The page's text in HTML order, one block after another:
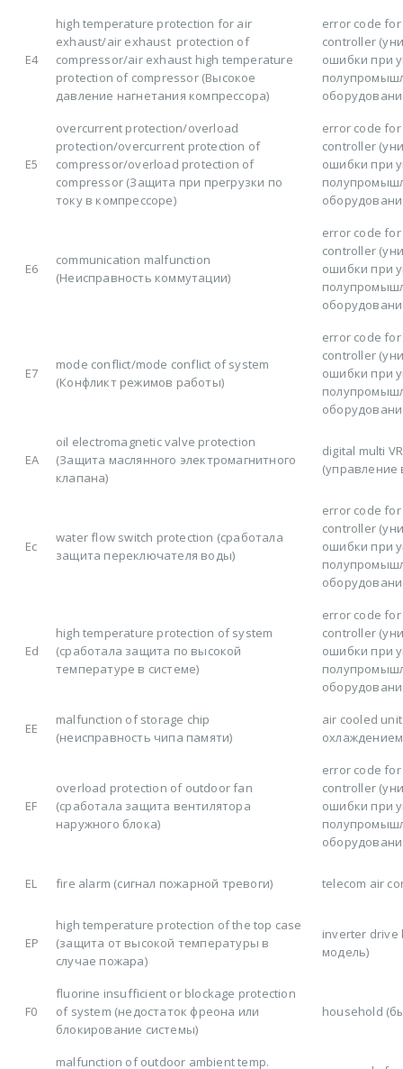
E4
high temperature protection for air
exhaust/air exhaust protection of
compressor/air exhaust high temperature
protection of compressor (Высокое
давление нагнетания компрессора)
error code
controller
ошибки при
E5
overcurrent protection/overload
protection/overcurrent protection of
compressor/overload protection of
compressor (Защита при прегрузки по
току в компрессоре)
error code
controller
ошибки при
E6
communication malfunction
(Неисправность коммутации)
error code
controller
ошибки при
E7
mode conflict/mode conflict of system
(Конфликт режимов работы)
error code
controller
ошибки при
EA
oil electromagnetic valve protection
(Защита маслянного электромагнитного
клапана)
digital multi
(управление
Ec
water flow switch protection (сработала
защита переключателя воды)
error code
controller
ошибки при
Ed
high temperature protection of system
(сработала защита по высокой
температуре в системе)
error code
controller
ошибки при
EE
malfunction of storage chip
(неисправность чипа памяти)
air cooled
EF
overload protection of outdoor fan
(сработала защита вентилятора
наружного блока)
error code
controller
ошибки при
EL fire alarm (сигнал пожарной тревоги) telecom air
EP
high temperature protection of the top case
(защита от высокой температуры в
случае пожара)
inverter drive
модель)
F0
fluorine insufficient or blockage protection
of system (недостаток фреона или
блокирование системы)
household
malfunction of outdoor ambient temp.